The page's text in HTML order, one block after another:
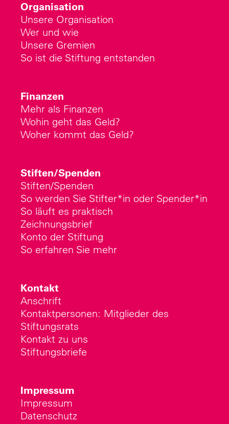
Organisation
Unsere Organisation
Wer und wie
Unsere Gremien
So ist die Stiftung entstanden
Finanzen
Mehr als Finanzen
Wohin geht das Geld?
Woher kommt das Geld?
Stiften/Spenden
Stiften/Spenden
So werden Sie Stifter*in oder Spender*in
So läuft es praktisch
Zeichnungsbrief
Konto der Stiftung
So erfahren Sie mehr
Kontakt
Anschrift
Kontaktpersonen: Mitglieder des
Stiftungsrats
Kontakt zu uns
Stiftungsbriefe
Impressum
Impressum
Datenschutz